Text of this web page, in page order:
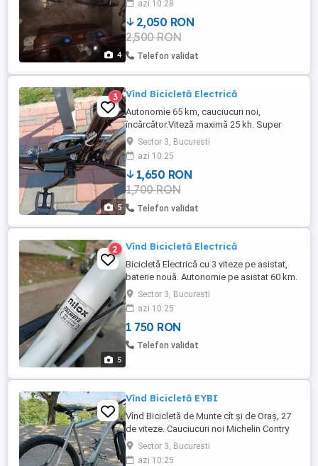
4
viteze Shimano, cadrul 54cm și rotile
29inch.
azi 10:28
2,050 RON
2,500 RON
Telefon validat
5
3 Vînd Bicicletă Electrică
Autonomie 65 km, cauciucuri noi,
încărcător.Viteză maximă 25 kh. Super
silențioasă se pliază foarte ușor. Foarte
comfortabilă.
Sector 3, Bucuresti
azi 10:25
1,650 RON
1,700 RON
Telefon validat
5
2 Vînd Bicicletă Electrică
Bicicletă Electrică cu 3 viteze pe asistat,
baterie nouă. Autonomie pe asistat 60 km.
Made în Italia.
Sector 3, Bucuresti
azi 10:25
1 750 RON
Telefon validat
Vînd Bicicletă EYBI
Vînd Bicicletă de Munte cît și de Oraș, 27
de viteze. Cauciucuri noi Michelin Contry
grip.r.Frîne hidraulice, cadru full aluminiu.
Full Shimano SLX.
Sector 3, Bucuresti
azi 10:25